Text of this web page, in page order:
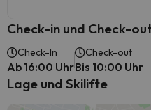
Check-in und Check-
Check-In
Ab 16:00 Uhr
Check-out
Bis 10:00 Uhr
Lage und Skilifte